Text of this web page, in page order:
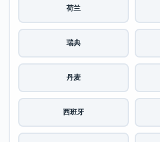
荷兰
瑞典
丹麦
西班牙